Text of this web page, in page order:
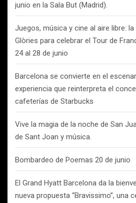
junio en la Sala But (Madrid).
Juegos, música y cine al aire libre:
Glòries para celebrar el Tour de
24 al 28 de junio
Barcelona se convierte en el
experiencia que reinterpreta el
cafeterías de Starbucks
Vive la magia de la noche de San
de Sant Joan y música.
Bombardeo de Poemas 20 de junio
El Grand Hyatt Barcelona da la
nueva propuesta “Bravissimo”, una